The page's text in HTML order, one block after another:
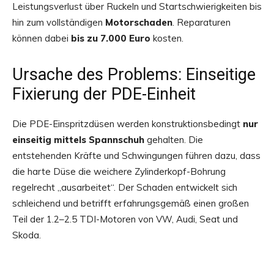
Leistungsverlust über Ruckeln und Startschwierigkeiten bis
hin zum vollständigen Motorschaden. Reparaturen
können dabei bis zu 7.000 Euro kosten.
Ursache des Problems: Einseitige
Fixierung der PDE-Einheit
Die PDE-Einspritzdüsen werden konstruktionsbedingt nur
einseitig mittels Spannschuh gehalten. Die
entstehenden Kräfte und Schwingungen führen dazu, dass
die harte Düse die weichere Zylinderkopf-Bohrung
regelrecht „ausarbeitet“. Der Schaden entwickelt sich
schleichend und betrifft erfahrungsgemäß einen großen
Teil der 1.2–2.5 TDI-Motoren von VW, Audi, Seat und
Skoda.